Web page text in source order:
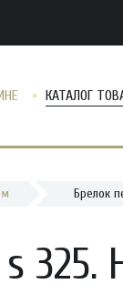
КАТАЛОГ
Брелок
325.